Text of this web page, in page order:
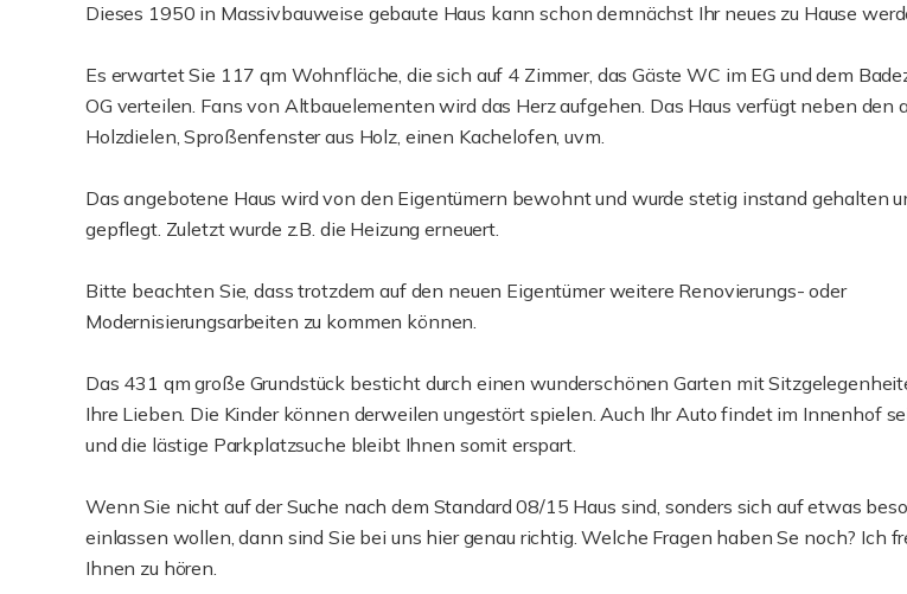
Dieses 1950 in Massivbauweise gebaute Haus kann schon demnächst Ihr neues zu Hause
Es erwartet Sie 117 qm Wohnfläche, die sich auf 4 Zimmer, das Gäste WC im EG und dem
OG verteilen. Fans von Altbauelementen wird das Herz aufgehen. Das Haus verfügt neben den
Holzdielen, Sproßenfenster aus Holz, einen Kachelofen, uvm.
Das angebotene Haus wird von den Eigentümern bewohnt und wurde stetig instand gehalten
gepflegt. Zuletzt wurde z.B. die Heizung erneuert.
Bitte beachten Sie, dass trotzdem auf den neuen Eigentümer weitere Renovierungs- oder
Modernisierungsarbeiten zu kommen können.
Das 431 qm große Grundstück besticht durch einen wunderschönen Garten mit
Ihre Lieben. Die Kinder können derweilen ungestört spielen. Auch Ihr Auto findet im Innenhof
und die lästige Parkplatzsuche bleibt Ihnen somit erspart.
Wenn Sie nicht auf der Suche nach dem Standard 08/15 Haus sind, sonders sich auf etwas
einlassen wollen, dann sind Sie bei uns hier genau richtig. Welche Fragen haben Se noch? Ich
Ihnen zu hören.